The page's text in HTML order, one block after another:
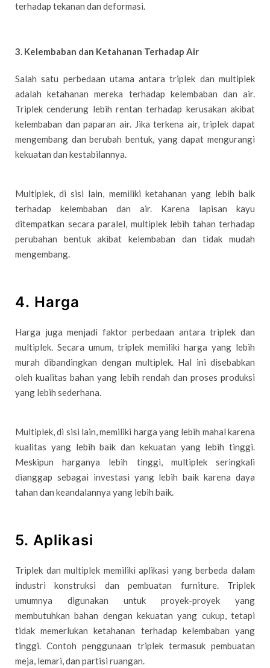
terhadap tekanan dan deformasi.
3. Kelembaban dan Ketahanan Terhadap Air
Salah satu perbedaan utama antara triplek dan multiplek
adalah ketahanan mereka terhadap kelembaban dan air.
Triplek cenderung lebih rentan terhadap kerusakan akibat
kelembaban dan paparan air. Jika terkena air, triplek dapat
mengembang dan berubah bentuk, yang dapat mengurangi
kekuatan dan kestabilannya.
Multiplek, di sisi lain, memiliki ketahanan yang lebih baik
terhadap kelembaban dan air. Karena lapisan kayu
ditempatkan secara paralel, multiplek lebih tahan terhadap
perubahan bentuk akibat kelembaban dan tidak mudah
mengembang.
4. Harga
Harga juga menjadi faktor perbedaan antara triplek dan
multiplek. Secara umum, triplek memiliki harga yang lebih
murah dibandingkan dengan multiplek. Hal ini disebabkan
oleh kualitas bahan yang lebih rendah dan proses produksi
yang lebih sederhana.
Multiplek, di sisi lain, memiliki harga yang lebih mahal karena
kualitas yang lebih baik dan kekuatan yang lebih tinggi.
Meskipun harganya lebih tinggi, multiplek seringkali
dianggap sebagai investasi yang lebih baik karena daya
tahan dan keandalannya yang lebih baik.
5. Aplikasi
Triplek dan multiplek memiliki aplikasi yang berbeda dalam
industri konstruksi dan pembuatan furniture. Triplek
umumnya digunakan untuk proyek-proyek yang
membutuhkan bahan dengan kekuatan yang cukup, tetapi
tidak memerlukan ketahanan terhadap kelembaban yang
tinggi. Contoh penggunaan triplek termasuk pembuatan
meja, lemari, dan partisi ruangan.